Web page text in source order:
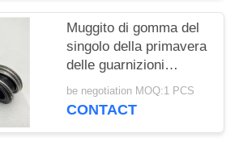
Muggito di gomma del
singolo della primavera
delle guarnizioni
meccaniche doppio
fronte dell'estremità
be negotiation MOQ:1 PCS
CONTACT